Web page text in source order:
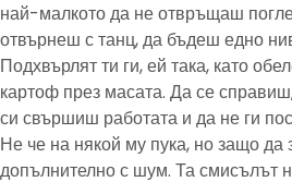
най-малкото да не отвръщаш
отвърнеш с танц, да бъдеш едно
Подхвърлят ти ги, ей така, като
картоф през масата. Да се
си свършиш работата и да не ги
Не че на някой му пука, но защо
допълнително с шум. Та смисълът